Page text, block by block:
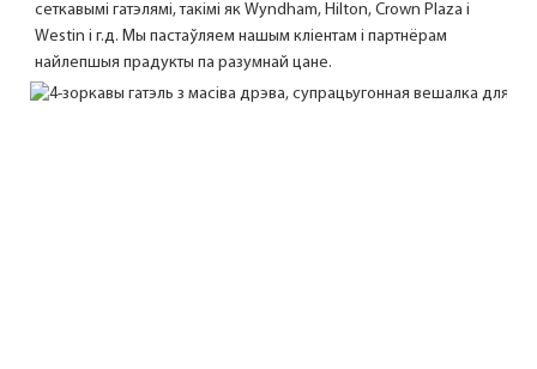
сеткавымі гатэлямі, такімі як Wyndham, Hilton, Crown Plaza і
Westin і г.д. Мы пастаўляем нашым кліентам і партнёрам
найлепшыя прадукты па разумнай цане.